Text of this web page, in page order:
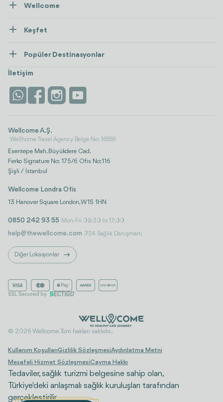
Wellcome
İletişim
Keşfet
Wellness
Konaklama
Life Platform
Popüler Destinasyonlar
Tümünü Gör
İstanbul
İletişim
Wellcome A.Ş.
Wellhome Travel Agency Belge No: 16559
Esentepe Mah. Büyükdere Cad.
Ferko Signature No: 175/6 Ofis No:116
Şişli / İstanbul
Wellcome Londra Ofis
13 Hanover Square London, W1S 1HN
0850 242 93 55 Mon-Fri 08:30 to 17:00
help@thewellcome.com 7/24 Sağlık Danışmanı
Diğer Lokasyonlar
© 2026 Wellcome. Tüm hakları saklıdır..
Kullanım KoşullarıGizlilik SözleşmesiAydınlatma Metni
Mesafeli Hizmet SözleşmesiCayma Hakkı
Tedaviler, sağlık turizmi belgesine sahip olan,
Türkiye'deki anlaşmalı sağlık kuruluşları tarafından
gerçekleştirilir.